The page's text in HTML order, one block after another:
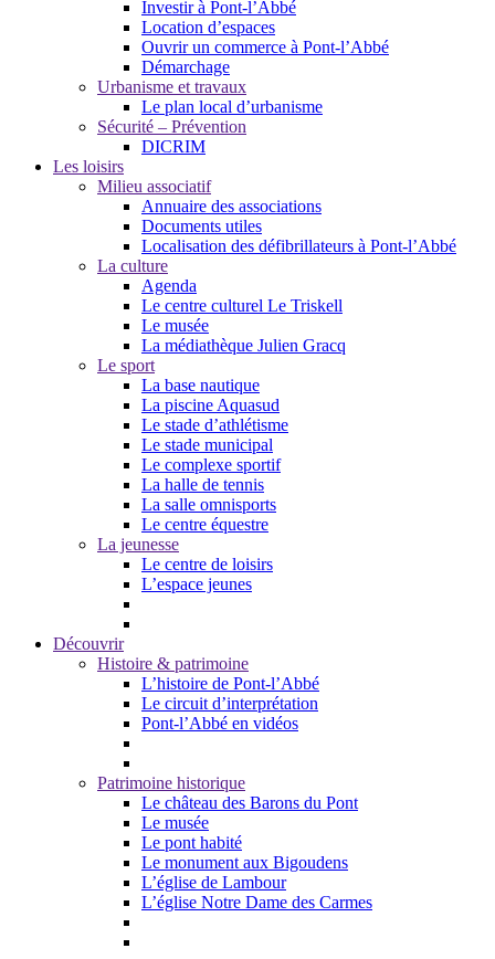
Investir à Pont-l’Abbé
Location d’espaces
Ouvrir un commerce à Pont-l’Abbé
Démarchage
Urbanisme et travaux
Le plan local d’urbanisme
Sécurité – Prévention
DICRIM
Les loisirs
Milieu associatif
Annuaire des associations
Documents utiles
Localisation des défibrillateurs à Pont-l’Abbé
La culture
Agenda
Le centre culturel Le Triskell
Le musée
La médiathèque Julien Gracq
Le sport
La base nautique
La piscine Aquasud
Le stade d’athlétisme
Le stade municipal
Le complexe sportif
La halle de tennis
La salle omnisports
Le centre équestre
La jeunesse
Le centre de loisirs
L’espace jeunes
Découvrir
Histoire & patrimoine
L’histoire de Pont-l’Abbé
Le circuit d’interprétation
Pont-l’Abbé en vidéos
Patrimoine historique
Le château des Barons du Pont
Le musée
Le pont habité
Le monument aux Bigoudens
L’église de Lambour
L’église Notre Dame des Carmes